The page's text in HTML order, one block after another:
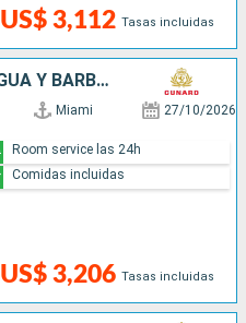
US$ 3,112 Tasas incluidas
ARUBA, PUERTO RICO, ANTIGUA Y BARBUDA, SANTA LUCIA, BARBADOS, SAN MARTÍN, ESTADOS UNIDOS
Miami 27/10/2026
US$ 3,206 Tasas incluidas
Room service las 24h
Comidas incluidas